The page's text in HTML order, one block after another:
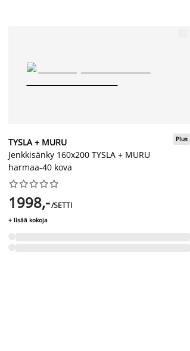
TYSLA + MURU
Jenkkisänky 160x200 TYSLA + MURU
harmaa-40 kova
Plus






1998,-/SETTI
+ lisää kokoja